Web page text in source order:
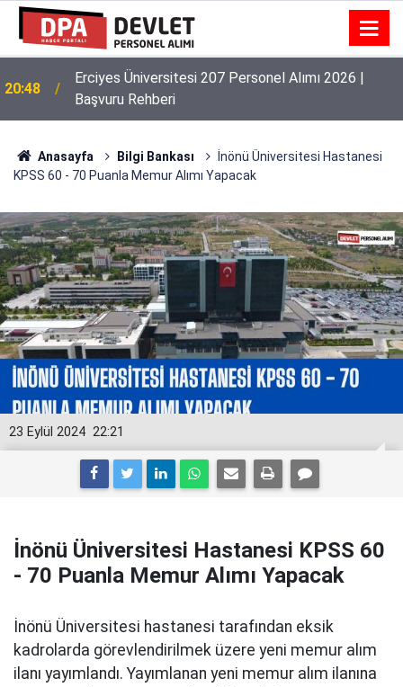
20:48
Erciyes Üniversitesi 207 Personel Alımı 2026 |
Başvuru Rehberi
Anasayfa Bilgi Bankası
İnönü Üniversitesi Hastanesi
KPSS 60 - 70 Puanla Memur Alımı Yapacak
22:21
23 Eylül 2024
İnönü Üniversitesi Hastanesi KPSS 60
- 70 Puanla Memur Alımı Yapacak
İnönü Üniversitesi hastanesi tarafından eksik
kadrolarda görevlendirilmek üzere yeni memur alım
ilanı yayımlandı. Yayımlanan yeni memur alım ilanına